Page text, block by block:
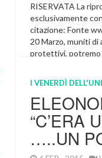
RISERVATA La
esclusivamente
citazione: Fonte
20 Marzo, muniti
protettivi, potremo
Stella si troverà ad
coperta dalla Luna
In Evidenza
I VENERDÌ
“C’ERA
…..UN